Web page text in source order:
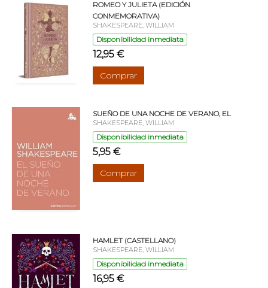
ROMEO Y JULIETA (EDICIÓN
CONMEMORATIVA)
SHAKESPEARE, WILLIAM
Disponibilidad inmediata
12,95 €
Comprar
SUEÑO DE UNA NOCHE DE VERANO, EL
SHAKESPEARE, WILLIAM
Disponibilidad inmediata
5,95 €
Comprar
HAMLET (CASTELLANO)
SHAKESPEARE, WILLIAM
Disponibilidad inmediata
16,95 €